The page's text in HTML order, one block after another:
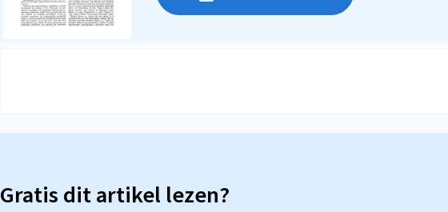
Gratis dit artikel lezen?